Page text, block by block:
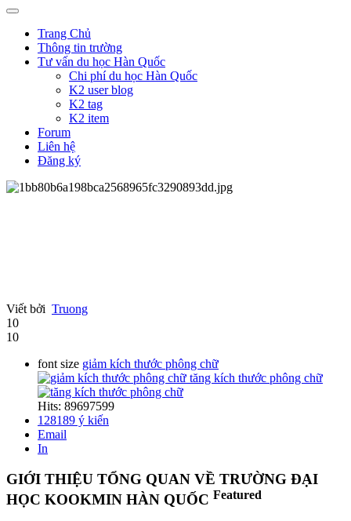
Trang Chủ
Thông tin trường
Tư vấn du học Hàn Quốc
Chi phí du học Hàn Quốc
K2 user blog
K2 tag
K2 item
Forum
Liên hệ
Đăng ký
Viết bởi Truong
10
10
font size giảm kích thước phông chữ
tăng kích thước phông chữ
Hits: 89697599
128189 ý kiến
Email
In
GIỚI THIỆU TỔNG QUAN VỀ TRƯỜNG ĐẠI
HỌC KOOKMIN HÀN QUỐC Featured